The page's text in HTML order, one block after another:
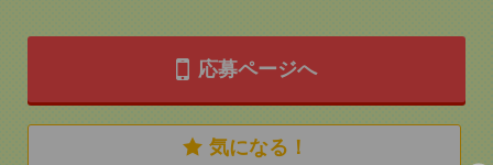
応募ページへ
気になる！